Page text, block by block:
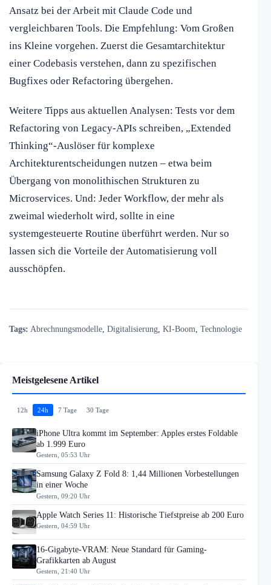
Ansatz bei der Arbeit mit Claude Code und
vergleichbaren Tools. Die Empfehlung: Vom Großen
ins Kleine vorgehen. Zuerst die Gesamtarchitektur
einer Codebasis verstehen, dann zu spezifischen
Bugfixes oder Refactoring übergehen.
Weitere Tipps aus aktuellen Analysen: Tests vor dem
Refactoring von Legacy-APIs schreiben, „Extended
Thinking“-Auslöser für komplexe
Architekturentscheidungen nutzen – etwa beim
Übergang von monolithischen Strukturen zu
Microservices. Und: Jeder Workflow, der mehr als
zweimal wiederholt wird, sollte in eine
systemgesteuerte Routine überführt werden. Nur so
lassen sich die Vorteile der Automatisierung voll
ausschöpfen.
Tags: Abrechnungsmodelle Digitalisierung KI-Boom Technologie
Meistgelesene Artikel
12h 24h 7 Tage 30 Tage
iPhone Ultra kommt im September: Apples erstes Foldable
ab 1.999 Euro
Gestern, 05:53 Uhr
Samsung Galaxy Z Fold 8: 1,44 Millionen Vorbestellungen
in einer Woche
Gestern, 09:20 Uhr
Apple Watch Series 11: Historische Tiefstpreise ab 200 Euro
Gestern, 04:59 Uhr
16-Gigabyte-VRAM: Neue Standard für Gaming-
Grafikkarten ab August
Gestern, 21:40 Uhr